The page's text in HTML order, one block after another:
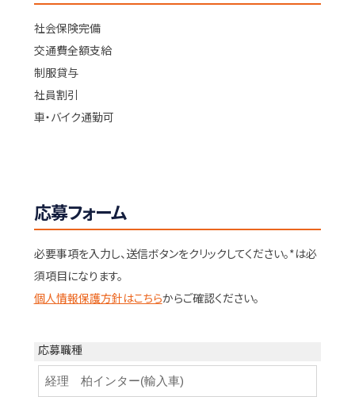
社会保険完備
交通費全額支給
制服貸与
社員割引
車・バイク通勤可
応募フォーム
必要事項を入力し、送信ボタンをクリックしてください。*は必
須項目になります。
個人情報保護方針はこちらからご確認ください。
応募職種